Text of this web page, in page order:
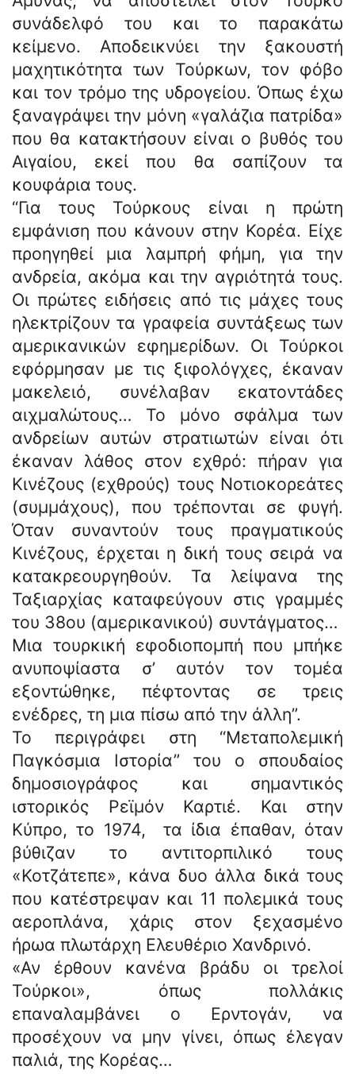
συνάδελφό του και το παρακάτω
κείμενο. Αποδεικνύει την ξακουστή
μαχητικότητα των Τούρκων, τον φόβο
και τον τρόμο της υδρογείου. Όπως έχω
ξαναγράψει την μόνη «γαλάζια πατρίδα»
που θα κατακτήσουν είναι ο βυθός του
Αιγαίου, εκεί που θα σαπίζουν τα
κουφάρια τους.
“Για τους Τούρκους είναι η πρώτη
εμφάνιση που κάνουν στην Κορέα. Είχε
προηγηθεί μια λαμπρή φήμη, για την
ανδρεία, ακόμα και την αγριότητά τους.
Οι πρώτες ειδήσεις από τις μάχες τους
ηλεκτρίζουν τα γραφεία συντάξεως των
αμερικανικών εφημερίδων. Οι Τούρκοι
εφόρμησαν με τις ξιφολόγχες, έκαναν
μακελειό, συνέλαβαν εκατοντάδες
αιχμαλώτους… Το μόνο σφάλμα των
ανδρείων αυτών στρατιωτών είναι ότι
έκαναν λάθος στον εχθρό: πήραν για
Κινέζους (εχθρούς) τους Νοτιοκορεάτες
(συμμάχους), που τρέπονται σε φυγή.
Όταν συναντούν τους πραγματικούς
Κινέζους, έρχεται η δική τους σειρά να
κατακρεουργηθούν. Τα λείψανα της
Ταξιαρχίας καταφεύγουν στις γραμμές
του 38ου (αμερικανικού) συντάγματος…
Μια τουρκική εφοδιοπομπή που μπήκε
ανυποψίαστα σ’ αυτόν τον τομέα
εξοντώθηκε, πέφτοντας σε τρεις
ενέδρες, τη μια πίσω από την άλλη”.
Το περιγράφει στη “Μεταπολεμική
Παγκόσμια Ιστορία” του ο σπουδαίος
δημοσιογράφος και σημαντικός
ιστορικός Ρεϊμόν Καρτιέ. Και στην
Κύπρο, το 1974, τα ίδια έπαθαν, όταν
βύθιζαν το αντιτορπιλικό τους
«Κοτζάτεπε», κάνα δυο άλλα δικά τους
που κατέστρεψαν και 11 πολεμικά τους
αεροπλάνα, χάρις στον ξεχασμένο
ήρωα πλωτάρχη Ελευθέριο Χανδρινό.
«Αν έρθουν κανένα βράδυ οι τρελοί
Τούρκοι», όπως πολλάκις
επαναλαμβάνει ο Ερντογάν, να
προσέχουν να μην γίνει, όπως έλεγαν
παλιά, της Κορέας…